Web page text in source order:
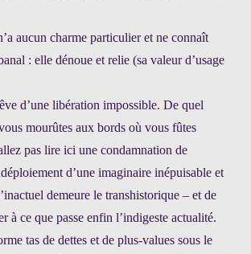
aucun charme particulier et ne connaît
: elle dénoue et relie (sa valeur d’usage
d’une libération impossible. De quel
mourûtes aux bords où vous fûtes
pas lire ici une condamnation de
d’une imaginaire inépuisable et
demeure le transhistorique – et de
à ce que passe enfin l’indigeste actualité.
tas de dettes et de plus-values sous le